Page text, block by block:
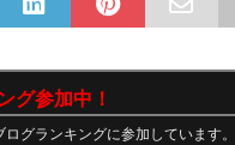
グ参加中！
グランキングに参加しています。